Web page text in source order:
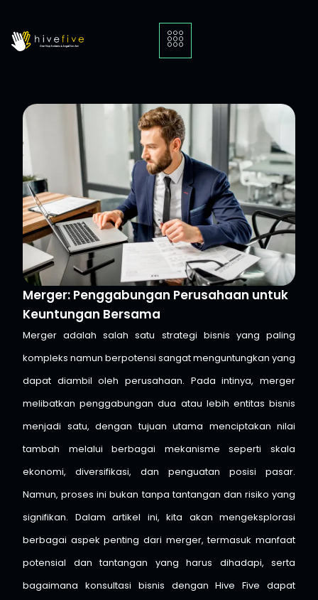
Merger: Penggabungan Perusahaan untuk
Keuntungan Bersama
Merger adalah salah satu strategi bisnis yang paling
kompleks namun berpotensi sangat menguntungkan yang
dapat diambil oleh perusahaan. Pada intinya, merger
melibatkan penggabungan dua atau lebih entitas bisnis
menjadi satu, dengan tujuan utama menciptakan nilai
tambah melalui berbagai mekanisme seperti skala
ekonomi, diversifikasi, dan penguatan posisi pasar.
Namun, proses ini bukan tanpa tantangan dan risiko yang
signifikan. Dalam artikel ini, kita akan mengeksplorasi
berbagai aspek penting dari merger, termasuk manfaat
potensial dan tantangan yang harus dihadapi, serta
bagaimana konsultasi bisnis dengan Hive Five dapat